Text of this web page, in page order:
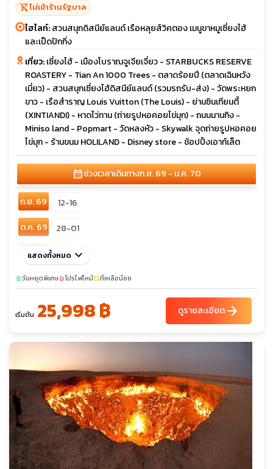
shopping_cart_offไม่เข้าร้านรัฐบาล
ไฮไลท์:สวนสนุกดิสนีย์แลนด์ เรือหลุยส์วิคตอง เมนูขาหมูเซี่ยงไฮ้
และเป็ดปักกิ่ง
เที่ยว:เซี่ยงไฮ้ - เมืองโบราณจูเจียเจี่ยว - STARBUCKS RESERVE
ROASTERY - Tian An 1000 Trees - ตลาดร้อยปี (ตลาดเฉินหวัง
เมี่ยว) - สวนสนุกเซี่ยงไฮ้ดิสนีย์แลนด์ (รวมรถรับ-ส่ง) - วัดพระหยก
ขาว - เรือสำราญ Louis Vuitton (The Louis) - ย่านซินเทียนตี้
(XINTIANDI) - หาดไว่ทาน (ถ่ายรูปหอคอยไข่มุก) - ถนนนานกิง -
Miniso land - Popmart - วัดหลงหัว - Skywalk จุดถ่ายรูปหอคอย
ไข่มุก - ร้านขนม HOLILAND - Disney store - ช้อปปิ้งเอาท์เล็ต
calendar_monthช่วงเวลาเดินทางก.ย. 69 - ม.ค. 70
ก.ย. 69
12-16
ต.ค. 69
28-01
พ.ย. 69 04-08
ธ.ค. 69
09-13 17-21 23-27
แสดงทั้งหมด keyboard_arrow_down
sunnyวันหยุดพิเศษlocal_fire_departmentโปรไฟไหม้confirmation_numberที่เหลือน้อย
เริ่มต้น 25,998 ฿ ดูรายละเอียดarrow_forward